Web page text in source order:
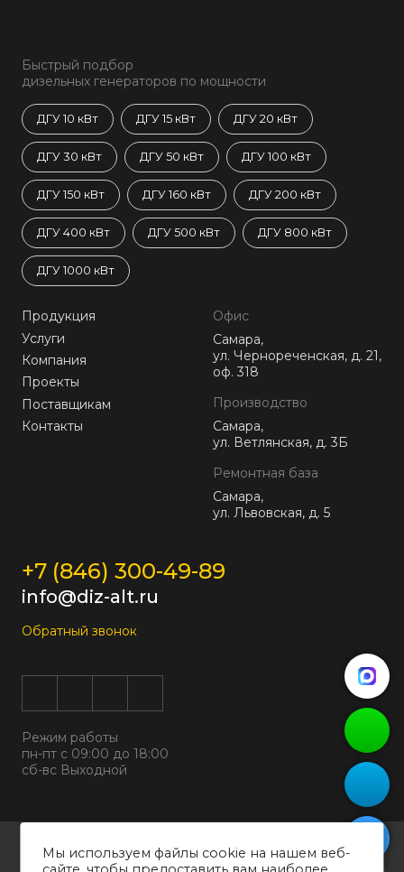
Быстрый подбор
дизельных генераторов по мощности
ДГУ 10 кВт ДГУ 15 кВт ДГУ 20 кВт
ДГУ 30 кВт ДГУ 50 кВт ДГУ 100 кВт
ДГУ 150 кВт ДГУ 160 кВт ДГУ 200 кВт
ДГУ 400 кВт ДГУ 500 кВт ДГУ 800 кВт
ДГУ 1000 кВт
Продукция
Услуги
Компания
Проекты
Поставщикам
Контакты
Офис
Самара,
ул. Чернореченская, д. 21,
оф. 318
Производство
Самара,
ул. Ветлянская, д. 3Б
Ремонтная база
Самара,
ул. Львовская, д. 5
+7 (846) 300-49-89
info@diz-alt.ru
Обратный звонок
Режим работы
пн-пт с 09:00 до 18:00
сб-вс Выходной
Все права защищены © 2026
ООО "ДИЗАЛЬТ"
Мы используем файлы cookie на нашем веб-